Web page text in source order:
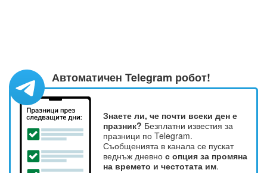
Автоматичен Telegram робот!
Знаете ли, че почти всеки ден е
празник? Безплатни известия за
празници по Telegram.
Съобщенията в канала се пускат
веднъж дневно с опция за промяна
на времето и честотата им.